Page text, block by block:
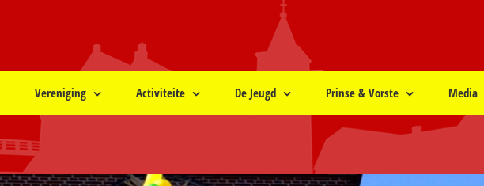
Vereniging Activiteite De Jeugd Prinse & Vorste Media